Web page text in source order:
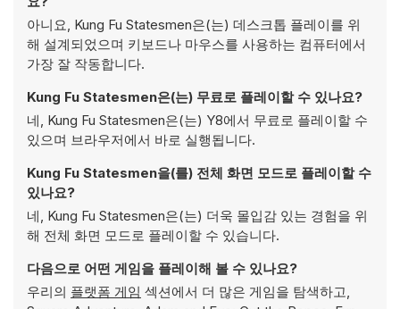
아니요, Kung Fu Statesmen은(는) 데스크톱 플레이를 위
해 설계되었으며 키보드나 마우스를 사용하는 컴퓨터에서
가장 잘 작동합니다.
Kung Fu Statesmen은(는) 무료로 플레이할 수 있나요?
네, Kung Fu Statesmen은(는) Y8에서 무료로 플레이할 수
있으며 브라우저에서 바로 실행됩니다.
Kung Fu Statesmen을(를) 전체 화면 모드로 플레이할 수
있나요?
네, Kung Fu Statesmen은(는) 더욱 몰입감 있는 경험을 위
해 전체 화면 모드로 플레이할 수 있습니다.
다음으로 어떤 게임을 플레이해 볼 수 있나요?
우리의 플랫폼 게임 섹션에서 더 많은 게임을 탐색하고,